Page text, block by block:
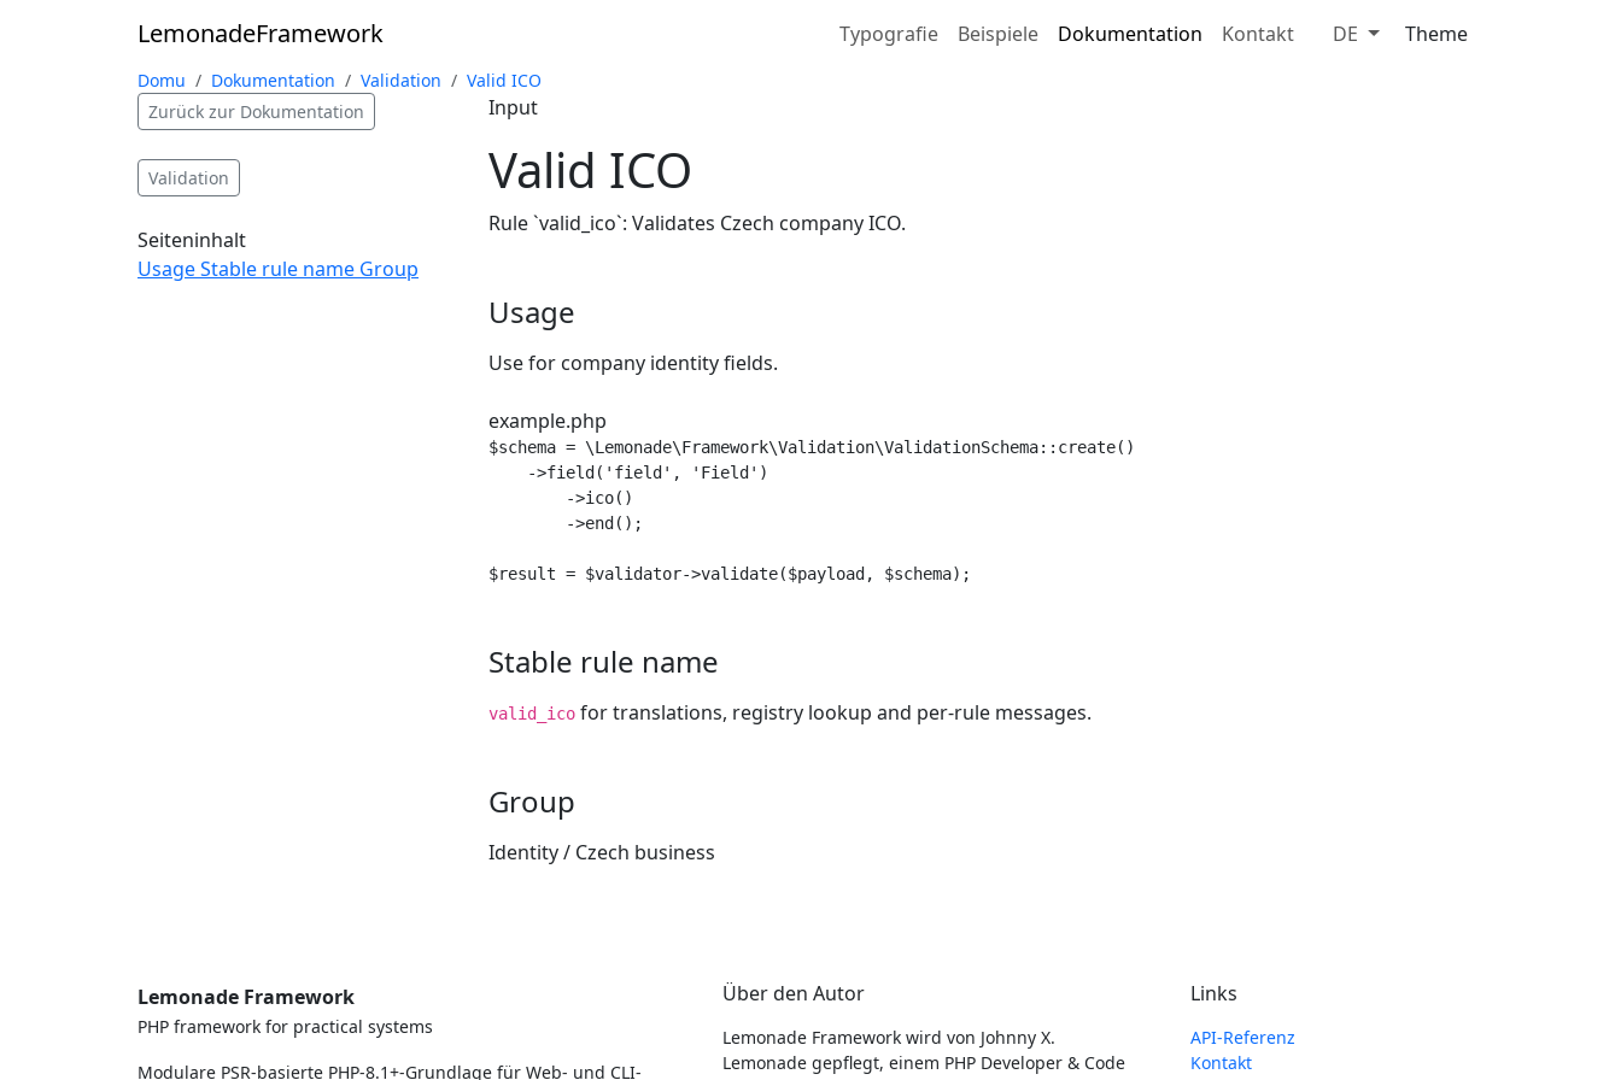
LemonadeFramework Typografie Beispiele Dokumentation Kontakt DE Theme
Domu Dokumentation Validation
Valid ICO
Zurück zur Dokumentation
Validation
Seiteninhalt
UsageStable rule name Group
Input
Valid ICO
Rule `valid_ico`: Validates Czech company ICO.
Usage
Use for company identity fields.
example.php
$schema = \Lemonade\Framework\Validation\ValidationSchema::create()
    ->field('field', 'Field')
        ->ico()
        ->end();
$result = $validator->validate($payload, $schema);
Stable rule name
valid_ico for translations, registry lookup and per-rule messages.
Group
Identity / Czech business
Lemonade Framework
PHP framework for practical systems
Modulare PSR-basierte PHP-8.1+-Grundlage für Web- und CLI-
Über den Autor
Lemonade Framework wird von Johnny X.
Lemonade gepflegt, einem PHP Developer & Code
Links
API-Referenz
Kontakt